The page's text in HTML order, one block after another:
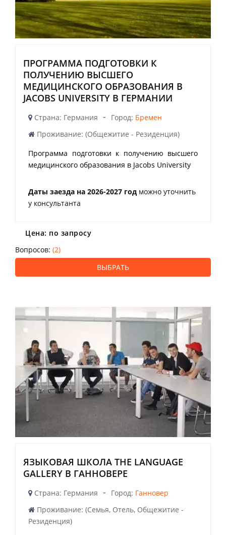
ПРОГРАММА ПОДГОТОВКИ К
ПОЛУЧЕНИЮ ВЫСШЕГО
МЕДИЦИНСКОГО ОБРАЗОВАНИЯ В
JACOBS UNIVERSITY В ГЕРМАНИИ
Страна: Германия - Город: Бремен
Проживание: (Общежитие - Резиденция)
Программа подготовки к получению высшего
медицинского образования в Jacobs University
Даты заезда на 2026-2027 год можно уточнить
у консультанта
Цена: по запросу
Вопросов: (2)
ВЫБРАТЬ
ЯЗЫКОВАЯ ШКОЛА THE LANGUAGE
GALLERY В ГАННОВЕРЕ
Страна: Германия - Город: Ганновер
Проживание: (Семья, Отель, Общежитие -
Резиденция)